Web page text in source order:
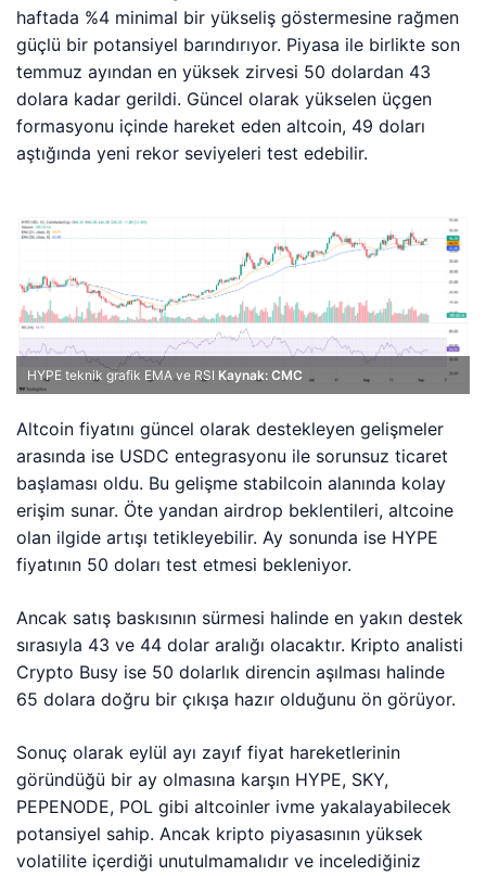
haftada %4 minimal bir yükseliş göstermesine rağmen
güçlü bir potansiyel barındırıyor. Piyasa ile birlikte son
temmuz ayından en yüksek zirvesi 50 dolardan 43
dolara kadar gerildi. Güncel olarak yükselen üçgen
formasyonu içinde hareket eden altcoin, 49 doları
aştığında yeni rekor seviyeleri test edebilir.
HYPE teknik grafik EMA ve RSI Kaynak: CMC
Altcoin fiyatını güncel olarak destekleyen gelişmeler
arasında ise USDC entegrasyonu ile sorunsuz ticaret
başlaması oldu. Bu gelişme stabilcoin alanında kolay
erişim sunar. Öte yandan airdrop beklentileri, altcoine
olan ilgide artışı tetikleyebilir. Ay sonunda ise HYPE
fiyatının 50 doları test etmesi bekleniyor.
Ancak satış baskısının sürmesi halinde en yakın destek
sırasıyla 43 ve 44 dolar aralığı olacaktır. Kripto analisti
Crypto Busy ise 50 dolarlık direncin aşılması halinde
65 dolara doğru bir çıkışa hazır olduğunu ön görüyor.
Sonuç olarak eylül ayı zayıf fiyat hareketlerinin
göründüğü bir ay olmasına karşın HYPE, SKY,
PEPENODE, POL gibi altcoinler ivme yakalayabilecek
potansiyel sahip. Ancak kripto piyasasının yüksek
volatilite içerdiği unutulmamalıdır ve incelediğiniz